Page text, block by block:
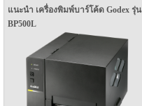
แนะนำ เครื่องพิมพ์บาร์โค้ด Godex รุ่น
BP500L